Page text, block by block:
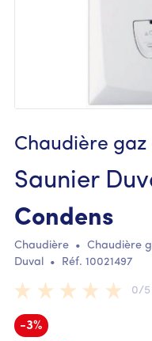
Chaudière
Saunier
Condens
Chaudière• Chaudière
Duval
• Réf. 10021497
0/5
-3%